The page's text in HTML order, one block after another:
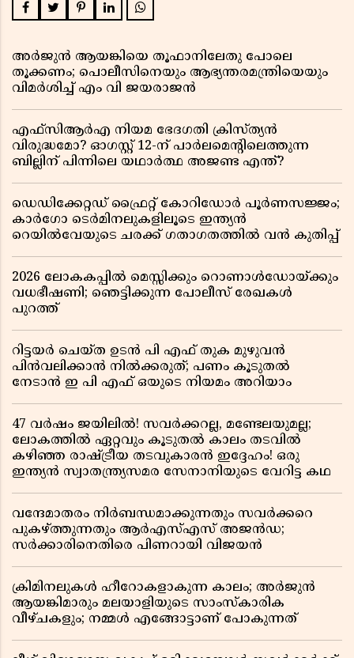
അർജുൻ ആയങ്കിയെ തൂഫാനിലേതു പോലെ
തൂക്കണം; പൊലീസിനെയും ആഭ്യന്തരമന്ത്രിയെയും
വിമർശിച്ച് എം വി ജയരാജൻ
എഫ്സിആർഎ നിയമ ഭേദഗതി ക്രിസ്ത്യൻ
വിരുദ്ധമോ? ഓഗസ്റ്റ് 12-ന് പാർലമെന്റിലെത്തുന്ന
ബില്ലിന് പിന്നിലെ യഥാർത്ഥ അജണ്ട എന്ത്?
ഡെഡിക്കേറ്റഡ് ഫ്രൈറ്റ് കോറിഡോർ പൂർണസജ്ജം;
കാർഗോ ടെർമിനലുകളിലൂടെ ഇന്ത്യൻ
റെയിൽവേയുടെ ചരക്ക് ഗതാഗതത്തിൽ വൻ കുതിപ്പ്
2026 ലോകകപ്പിൽ മെസ്സിക്കും റൊണാൾഡോയ്ക്കും
വധഭീഷണി; ഞെട്ടിക്കുന്ന പോലീസ് രേഖകൾ
പുറത്ത്
റിട്ടയർ ചെയ്ത ഉടൻ പി എഫ് തുക മുഴുവൻ
പിൻവലിക്കാൻ നിൽക്കരുത്; പണം കൂടുതൽ
നേടാൻ ഇ പി എഫ് ഒയുടെ നിയമം അറിയാം
47 വർഷം ജയിലിൽ! സവർക്കറല്ല, മണ്ടേലയുമല്ല;
ലോകത്തിൽ ഏറ്റവും കൂടുതൽ കാലം തടവിൽ
കഴിഞ്ഞ രാഷ്ട്രീയ തടവുകാരൻ ഇദ്ദേഹം! ഒരു
ഇന്ത്യൻ സ്വാതന്ത്ര്യസമര സേനാനിയുടെ വേറിട്ട കഥ
വന്ദേമാതരം നിർബന്ധമാക്കുന്നതും സവർക്കറെ
പുകഴ്ത്തുന്നതും ആർഎസ്എസ് അജൻഡ;
സർക്കാരിനെതിരെ പിണറായി വിജയൻ
ക്രിമിനലുകൾ ഹീറോകളാകുന്ന കാലം; അർജുൻ
ആയങ്കിമാരും മലയാളിയുടെ സാംസ്കാരിക
വീഴ്ചകളും; നമ്മൾ എങ്ങോട്ടാണ് പോകുന്നത്